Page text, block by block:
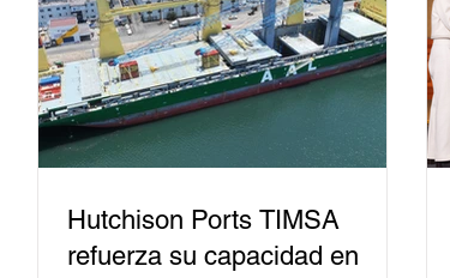
personas capacitadas no forma
Hutchison Ports TIMSA
refuerza su capacidad en